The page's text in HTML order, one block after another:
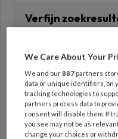
Verfijn
14 JULI 2026
We Care About Your
We and our887 partners
data or unique identifiers, on
tracking technologies to
partners process data to
consent will disable them. If
you see may not be as
change your choices or